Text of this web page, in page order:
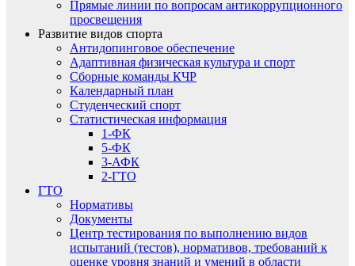
Прямые линии по вопросам антикоррупционного
просвещения
Развитие видов спорта
Антидопинговое обеспечение
Адаптивная физическая культура и спорт
Сборные команды КЧР
Календарный план
Студенческий спорт
Статистическая информация
1-ФК
5-ФК
3-АФК
2-ГТО
ГТО
Нормативы
Документы
Центр тестирования по выполнению видов
испытаний (тестов), нормативов, требований к
оценке уровня знаний и умений в области